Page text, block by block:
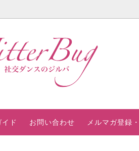
SALE品
ー飾りベルトラインパーティード
系
ド系
用のドレス買い取りいたします
見本
ド お問い合わせ メルマガ登録